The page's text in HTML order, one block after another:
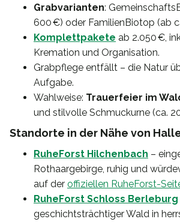
Grabvarianten:
600 €) oder FamilienBiotop (ab
Komplettpakete ab 2.050 €,
Kremation und Organisation.
Grabpflege entfällt – die Natur
Aufgabe.
Wahlweise: Trauerfeier im
und stilvolle Schmuckurne (ca.
Standorte in der Nähe von
RuheForst Hilchenbach –
Rothaargebirge, ruhig und
auf der offiziellen RuheForst-
RuheForst Schloss Berleburg
geschichtsträchtiger Wald in